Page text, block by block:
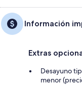
Información
Extras
Desayuno
menor